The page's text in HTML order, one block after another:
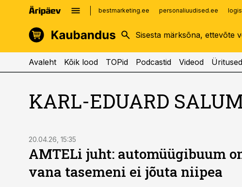
bestmarketing.ee personaliuudised.ee
kinnisvarauudised.ee
logistikauudised.ee
imelineajalugu.ee
Avaleht Kõik lood TOPid Podcastid Videod Üritused
KARL-EDUARD
20.04.26, 15:35
AMTELi juht: automüügibuum
vana tasemeni ei jõuta niipea